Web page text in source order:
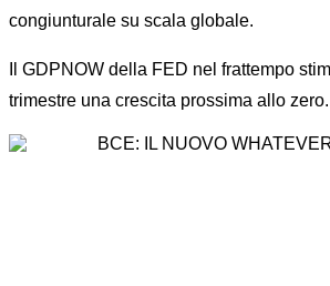
congiunturale su scala globale.
Il GDPNOW della FED nel frattempo
trimestre una crescita prossima allo zero.